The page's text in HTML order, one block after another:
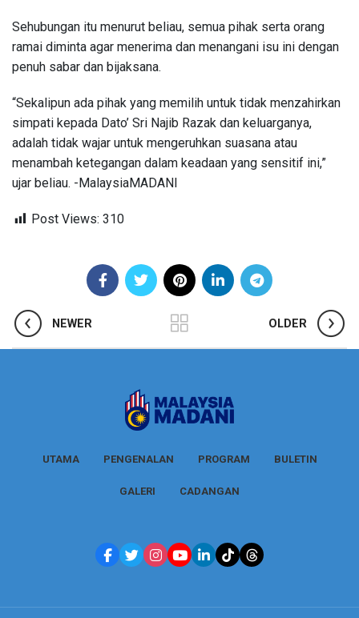
Sehubungan itu menurut beliau, semua pihak serta orang
ramai diminta agar menerima dan menangani isu ini dengan
penuh sabar dan bijaksana.
“Sekalipun ada pihak yang memilih untuk tidak menzahirkan
simpati kepada Dato’ Sri Najib Razak dan keluarganya,
adalah tidak wajar untuk mengeruhkan suasana atau
menambah ketegangan dalam keadaan yang sensitif ini,”
ujar beliau. -MalaysiaMADANI
Post Views: 310
NEWER OLDER
UTAMA PENGENALAN PROGRAM BULETIN
GALERI CADANGAN